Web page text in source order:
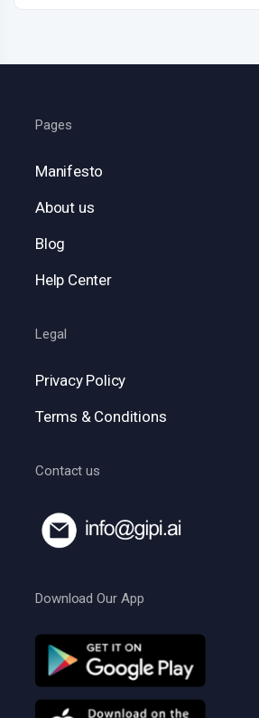
Pages
Manifesto
About us
Blog
Help Center
Legal
Privacy Policy
Terms & Conditions
Contact us
Download Our App